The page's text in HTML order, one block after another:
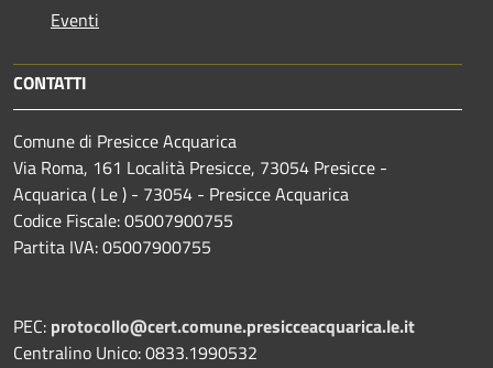
Eventi
CONTATTI
Comune di Presicce Acquarica
Via Roma, 161 Località Presicce, 73054 Presicce -
Acquarica ( Le ) - 73054 - Presicce Acquarica
Codice Fiscale: 05007900755
Partita IVA: 05007900755
PEC: protocollo@cert.comune.presicceacquarica.le.it
Centralino Unico: 0833.1990532